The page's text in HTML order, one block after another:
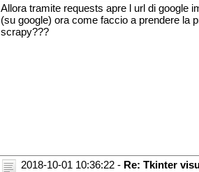
Allora tramite requests apre l url di google
(su google) ora come faccio a prendere la
scrapy???
2018-10-01 10:36:22 - Re: Tkinter